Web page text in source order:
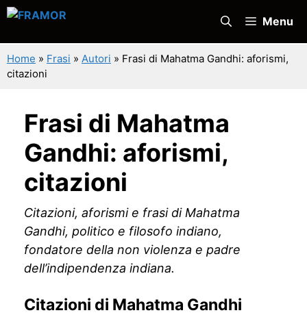
Vai
contenuto
Menu
Home » Frasi » Autori » Frasi di Mahatma Gandhi: aforismi,
citazioni
Frasi di Mahatma
Gandhi: aforismi,
citazioni
Citazioni, aforismi e frasi di Mahatma
Gandhi, politico e filosofo indiano,
fondatore della non violenza e padre
dell’indipendenza indiana.
Citazioni di Mahatma Gandhi